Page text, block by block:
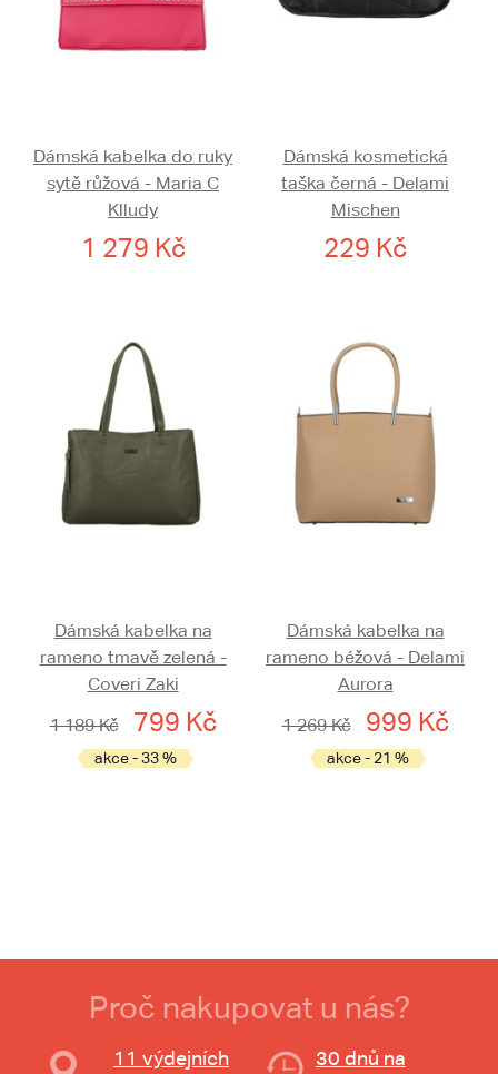
Dámská kabelka do ruky
sytě růžová - Maria C
Klludy
1 279 Kč
Dámská kosmetická
taška černá - Delami
Mischen
229 Kč
Dámská kabelka na
rameno tmavě zelená -
Coveri Zaki
1 189 Kč
799 Kč
akce - 33 %
Dámská kabelka na
rameno béžová - Delami
Aurora
1 269 Kč
999 Kč
akce - 21 %
Proč nakupovat u nás?
11 výdejních
30 dnů na